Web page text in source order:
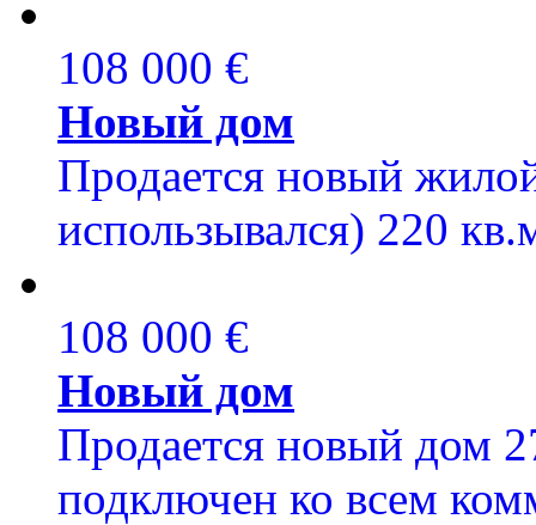
108 000 €
Новый дом
Продается новый
использывался) 220
108 000 €
Новый дом
Продается новый дом
подключен ко всем